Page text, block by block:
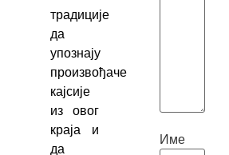
традиције
да
упознају
произвођаче
кајсије
из овог
краја и
да
Име